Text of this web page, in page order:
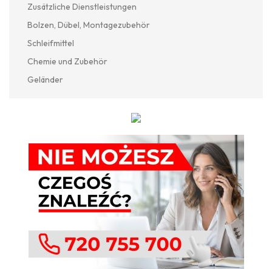
Zusätzliche Dienstleistungen
Bolzen, Dübel, Montagezubehör
Schleifmittel
Chemie und Zubehör
Geländer